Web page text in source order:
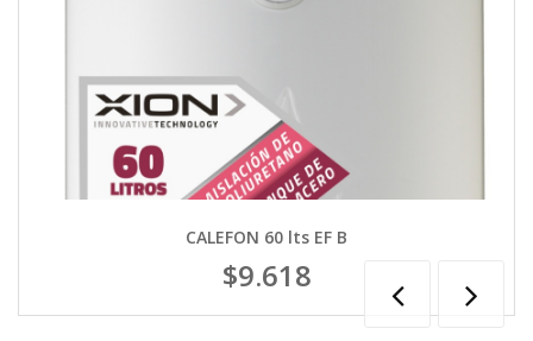
CALEFON 60 lts EF B
$9.618